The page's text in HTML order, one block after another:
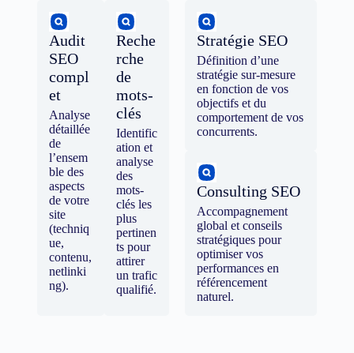
Audit
SEO
compl
et
Analyse
détaillée
de
l’ensem
ble des
aspects
de votre
site
(techniq
ue,
contenu,
netlinki
ng).
Reche
rche
de
mots-
clés
Identific
ation et
analyse
des
mots-
clés les
plus
pertinen
ts pour
attirer
un trafic
qualifié.
Stratégie SEO
Définition d’une
stratégie sur-mesure
en fonction de vos
objectifs et du
comportement de vos
concurrents.
Consulting SEO
Accompagnement
global et conseils
stratégiques pour
optimiser vos
performances en
référencement
naturel.